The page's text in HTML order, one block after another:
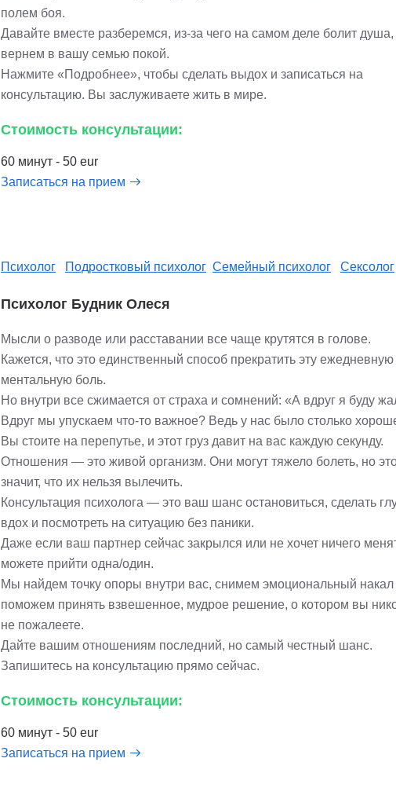
полем боя.
Давайте вместе разберемся, из-за чего на самом деле болит душа,
вернем в вашу семью покой.
Нажмите «Подробнее», чтобы сделать выдох и записаться на
консультацию. Вы заслуживаете жить в мире.
Стоимость консультации:
60 минут - 50 eur
Записаться на прием
Психолог Подростковый психолог Семейный психолог Сексолог
Психолог Будник Олеся
Мысли о разводе или расставании все чаще крутятся в голове.
Кажется, что это единственный способ прекратить эту ежедневную
ментальную боль.
Но внутри все сжимается от страха и сомнений: «А вдруг я буду
Вдруг мы упускаем что-то важное? Ведь у нас было столько
Вы стоите на перепутье, и этот груз давит на вас каждую секунду.
Отношения — это живой организм. Они могут тяжело болеть, но
значит, что их нельзя вылечить.
Консультация психолога — это ваш шанс остановиться, сделать
вдох и посмотреть на ситуацию без паники.
Даже если ваш партнер сейчас закрылся или не хочет ничего
можете прийти одна/один.
Мы найдем точку опоры внутри вас, снимем эмоциональный накал
поможем принять взвешенное, мудрое решение, о котором вы
не пожалеете.
Дайте вашим отношениям последний, но самый честный шанс.
Запишитесь на консультацию прямо сейчас.
Стоимость консультации:
60 минут - 50 eur
Записаться на прием